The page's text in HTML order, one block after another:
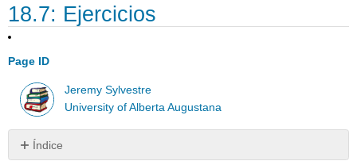
18.7: Ejercicios
Page ID
Jeremy Sylvestre
University of Alberta Augustana
Índice